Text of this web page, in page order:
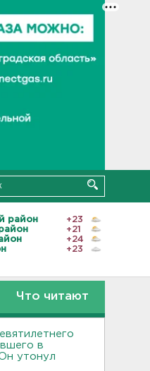
район
+23
+21
+24
+23
Что читают
в
утонул